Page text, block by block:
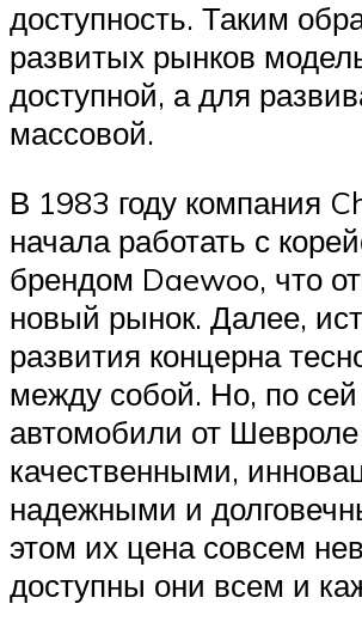
доступность. Таким
развитых рынков
доступной, а для
массовой.
В 1983 году компания
начала работать с
брендом Daewoo, что
новый рынок. Далее,
развития концерна
между собой. Но, по
автомобили от
качественными,
надежными и
этом их цена совсем
доступны они всем и